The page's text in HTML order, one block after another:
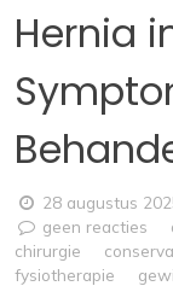
Hernia
28 augustus
geen reacties
chirurgie
fysiotherapie